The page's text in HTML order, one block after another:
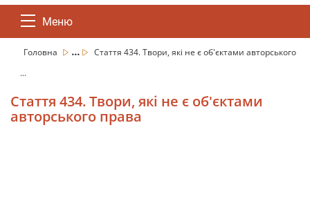
Меню
Головна ...
Стаття 434. Твори, які не є об'єктами авторського
...
Стаття 434. Твори, які не є об'єктами
авторського права